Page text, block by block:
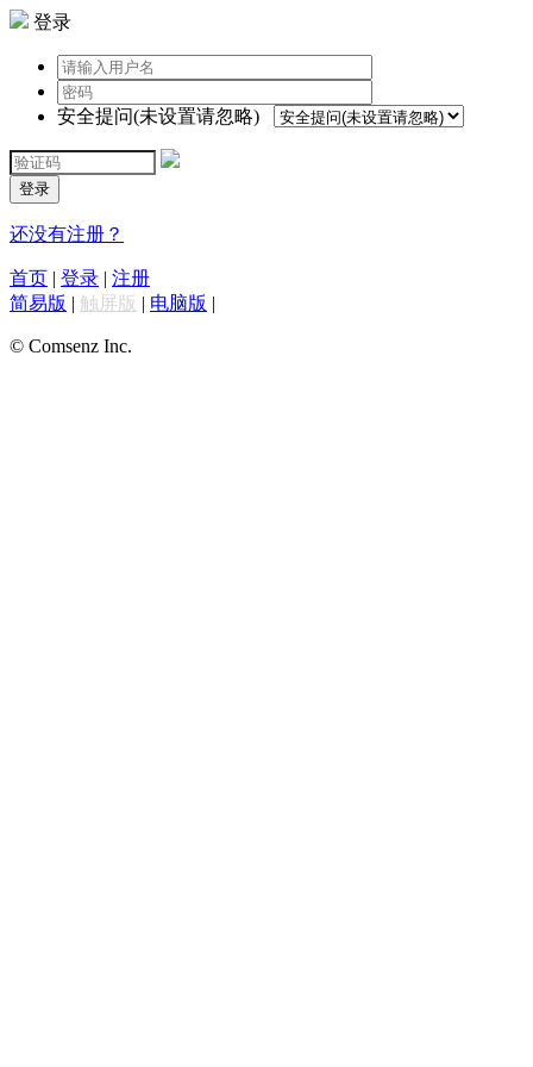
登录
安全提问(未设置请忽略)
登录
还没有注册？
首页 | 登录 | 注册
简易版 | 触屏版 | 电脑版 |
© Comsenz Inc.